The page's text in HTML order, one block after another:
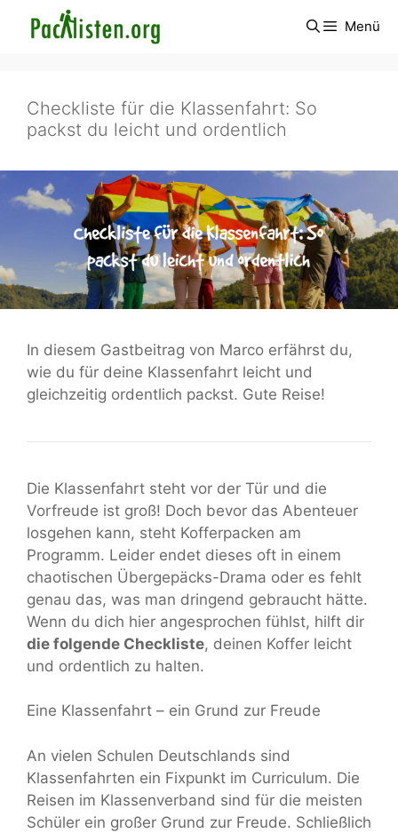
Inhalt
Menü
Checkliste für die Klassenfahrt: So
packst du leicht und ordentlich
In diesem Gastbeitrag von Marco erfährst du,
wie du für deine Klassenfahrt leicht und
gleichzeitig ordentlich packst. Gute Reise!
Die Klassenfahrt steht vor der Tür und die
Vorfreude ist groß! Doch bevor das Abenteuer
losgehen kann, steht Kofferpacken am
Programm. Leider endet dieses oft in einem
chaotischen Übergepäcks-Drama oder es fehlt
genau das, was man dringend gebraucht hätte.
Wenn du dich hier angesprochen fühlst, hilft dir
die folgende Checkliste, deinen Koffer leicht
und ordentlich zu halten.
Eine Klassenfahrt – ein Grund zur Freude
An vielen Schulen Deutschlands sind
Klassenfahrten ein Fixpunkt im Curriculum. Die
Reisen im Klassenverband sind für die meisten
Schüler ein großer Grund zur Freude. Schließlich